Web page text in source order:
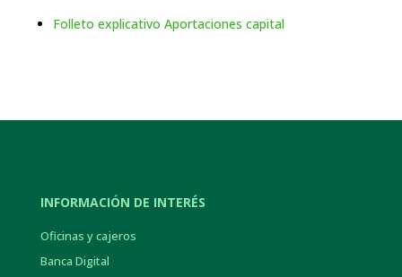
Folleto explicativo Aportaciones capital
INFORMACIÓN DE INTERÉS
Oficinas y cajeros
Banca Digital